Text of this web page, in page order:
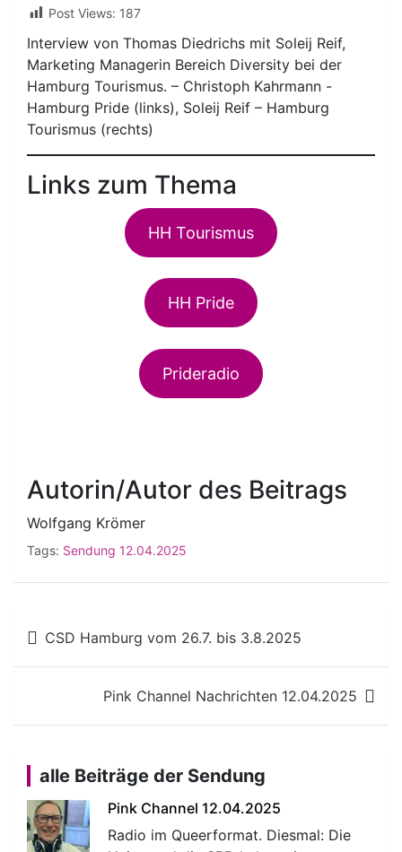
Post Views: 187
Interview von Thomas Diedrichs mit Soleij Reif,
Marketing Managerin Bereich Diversity bei der
Hamburg Tourismus. – Christoph Kahrmann -
Hamburg Pride (links), Soleij Reif – Hamburg
Tourismus (rechts)
Links zum Thema
HH Tourismus
HH Pride
Prideradio
Autorin/Autor des Beitrags
Wolfgang Krömer
Tags: Sendung 12.04.2025
Beitragsnavigation
CSD Hamburg vom 26.7. bis 3.8.2025
Pink Channel Nachrichten 12.04.2025
alle Beiträge der Sendung
Pink Channel 12.04.2025
Radio im Queerformat. Diesmal: Die